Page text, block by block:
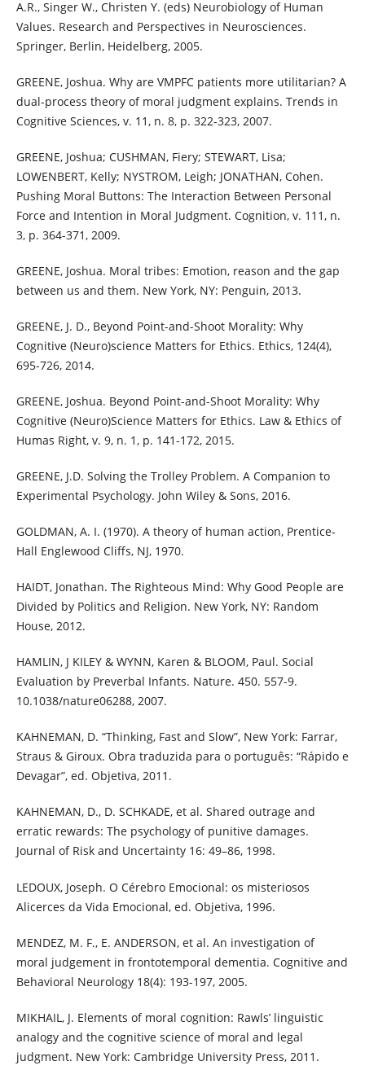
A.R., Singer W., Christen Y. (eds) Neurobiology of Human
Values. Research and Perspectives in Neurosciences.
Springer, Berlin, Heidelberg, 2005.
GREENE, Joshua. Why are VMPFC patients more utilitarian? A
dual-process theory of moral judgment explains. Trends in
Cognitive Sciences, v. 11, n. 8, p. 322-323, 2007.
GREENE, Joshua; CUSHMAN, Fiery; STEWART, Lisa;
LOWENBERT, Kelly; NYSTROM, Leigh; JONATHAN, Cohen.
Pushing Moral Buttons: The Interaction Between Personal
Force and Intention in Moral Judgment. Cognition, v. 111, n.
3, p. 364-371, 2009.
GREENE, Joshua. Moral tribes: Emotion, reason and the gap
between us and them. New York, NY: Penguin, 2013.
GREENE, J. D., Beyond Point-and-Shoot Morality: Why
Cognitive (Neuro)science Matters for Ethics. Ethics, 124(4),
695-726, 2014.
GREENE, Joshua. Beyond Point-and-Shoot Morality: Why
Cognitive (Neuro)Science Matters for Ethics. Law & Ethics of
Humas Right, v. 9, n. 1, p. 141-172, 2015.
GREENE, J.D. Solving the Trolley Problem. A Companion to
Experimental Psychology. John Wiley & Sons, 2016.
GOLDMAN, A. I. (1970). A theory of human action, Prentice-
Hall Englewood Cliffs, NJ, 1970.
HAIDT, Jonathan. The Righteous Mind: Why Good People are
Divided by Politics and Religion. New York, NY: Random
House, 2012.
HAMLIN, J KILEY & WYNN, Karen & BLOOM, Paul. Social
Evaluation by Preverbal Infants. Nature. 450. 557-9.
10.1038/nature06288, 2007.
KAHNEMAN, D. “Thinking, Fast and Slow”, New York: Farrar,
Straus & Giroux. Obra traduzida para o português: “Rápido e
Devagar”, ed. Objetiva, 2011.
KAHNEMAN, D., D. SCHKADE, et al. Shared outrage and
erratic rewards: The psychology of punitive damages.
Journal of Risk and Uncertainty 16: 49–86, 1998.
LEDOUX, Joseph. O Cérebro Emocional: os misteriosos
Alicerces da Vida Emocional, ed. Objetiva, 1996.
MENDEZ, M. F., E. ANDERSON, et al. An investigation of
moral judgement in frontotemporal dementia. Cognitive and
Behavioral Neurology 18(4): 193-197, 2005.
MIKHAIL, J. Elements of moral cognition: Rawls’ linguistic
analogy and the cognitive science of moral and legal
judgment. New York: Cambridge University Press, 2011.